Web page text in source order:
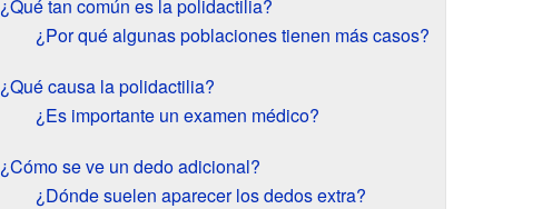
¿Qué tan común es la polidactilia?
¿Por qué algunas poblaciones tienen más casos?
¿Qué causa la polidactilia?
¿Es importante un examen médico?
¿Cómo se ve un dedo adicional?
¿Dónde suelen aparecer los dedos extra?